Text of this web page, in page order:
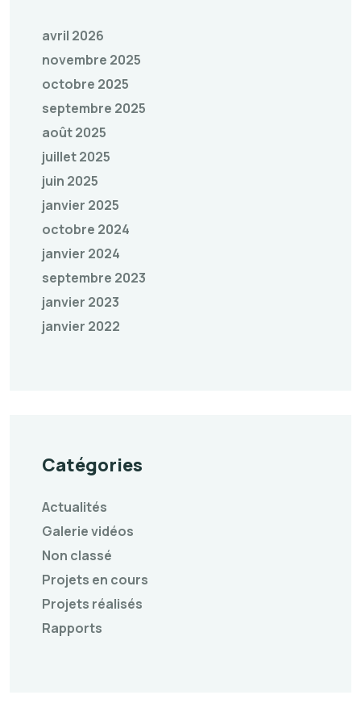
avril 2026
novembre 2025
octobre 2025
septembre 2025
août 2025
juillet 2025
juin 2025
janvier 2025
octobre 2024
janvier 2024
septembre 2023
janvier 2023
janvier 2022
Catégories
Actualités
Galerie vidéos
Non classé
Projets en cours
Projets réalisés
Rapports